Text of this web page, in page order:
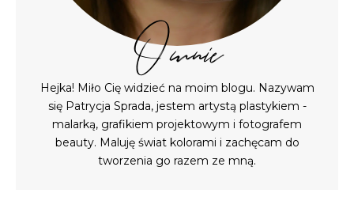
O mnie
Hejka! Miło Cię widzieć na moim blogu. Nazywam
się Patrycja Sprada, jestem artystą plastykiem -
malarką, grafikiem projektowym i fotografem
beauty. Maluję świat kolorami i zachęcam do
tworzenia go razem ze mną.